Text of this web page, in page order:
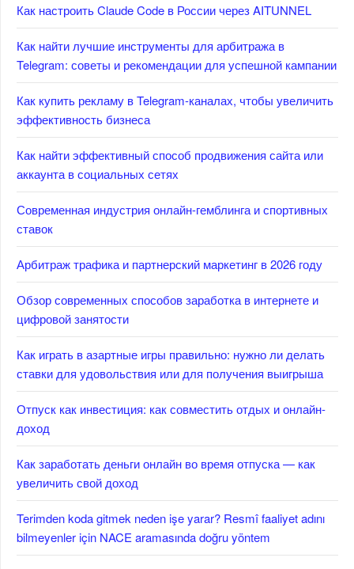
Как настроить Claude Code в России через AITUNNEL
Как найти лучшие инструменты для арбитража в
Telegram: советы и рекомендации для успешной кампании
Как купить рекламу в Telegram-каналах, чтобы увеличить
эффективность бизнеса
Как найти эффективный способ продвижения сайта или
аккаунта в социальных сетях
Современная индустрия онлайн-гемблинга и спортивных
ставок
Арбитраж трафика и партнерский маркетинг в 2026 году
Обзор современных способов заработка в интернете и
цифровой занятости
Как играть в азартные игры правильно: нужно ли делать
ставки для удовольствия или для получения выигрыша
Отпуск как инвестиция: как совместить отдых и онлайн-
доход
Как заработать деньги онлайн во время отпуска — как
увеличить свой доход
Terimden koda gitmek neden işe yarar? Resmî faaliyet adını
bilmeyenler için NACE aramasında doğru yöntem